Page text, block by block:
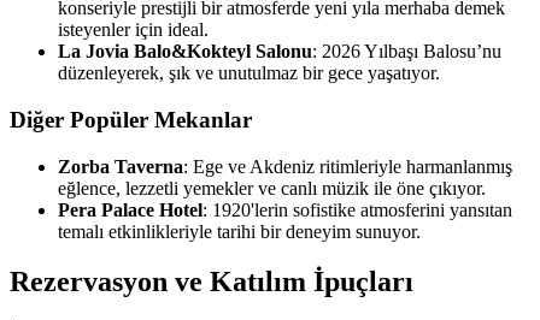
konseriyle prestijli bir atmosferde yeni yıla merhaba demek
isteyenler için ideal.
La Jovia Balo&Kokteyl Salonu: 2026 Yılbaşı Balosu’nu
düzenleyerek, şık ve unutulmaz bir gece yaşatıyor.
Diğer Popüler Mekanlar
Zorba Taverna: Ege ve Akdeniz ritimleriyle harmanlanmış
eğlence, lezzetli yemekler ve canlı müzik ile öne çıkıyor.
Pera Palace Hotel: 1920'lerin sofistike atmosferini yansıtan
temalı etkinlikleriyle tarihi bir deneyim sunuyor.
Rezervasyon ve Katılım İpuçları